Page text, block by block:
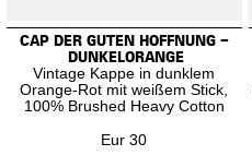
CAP DER GUTEN HOFFNUNG –
DUNKELORANGE
Vintage Kappe in dunklem
Orange-Rot mit weißem Stick,
100% Brushed Heavy Cotton
Eur 30